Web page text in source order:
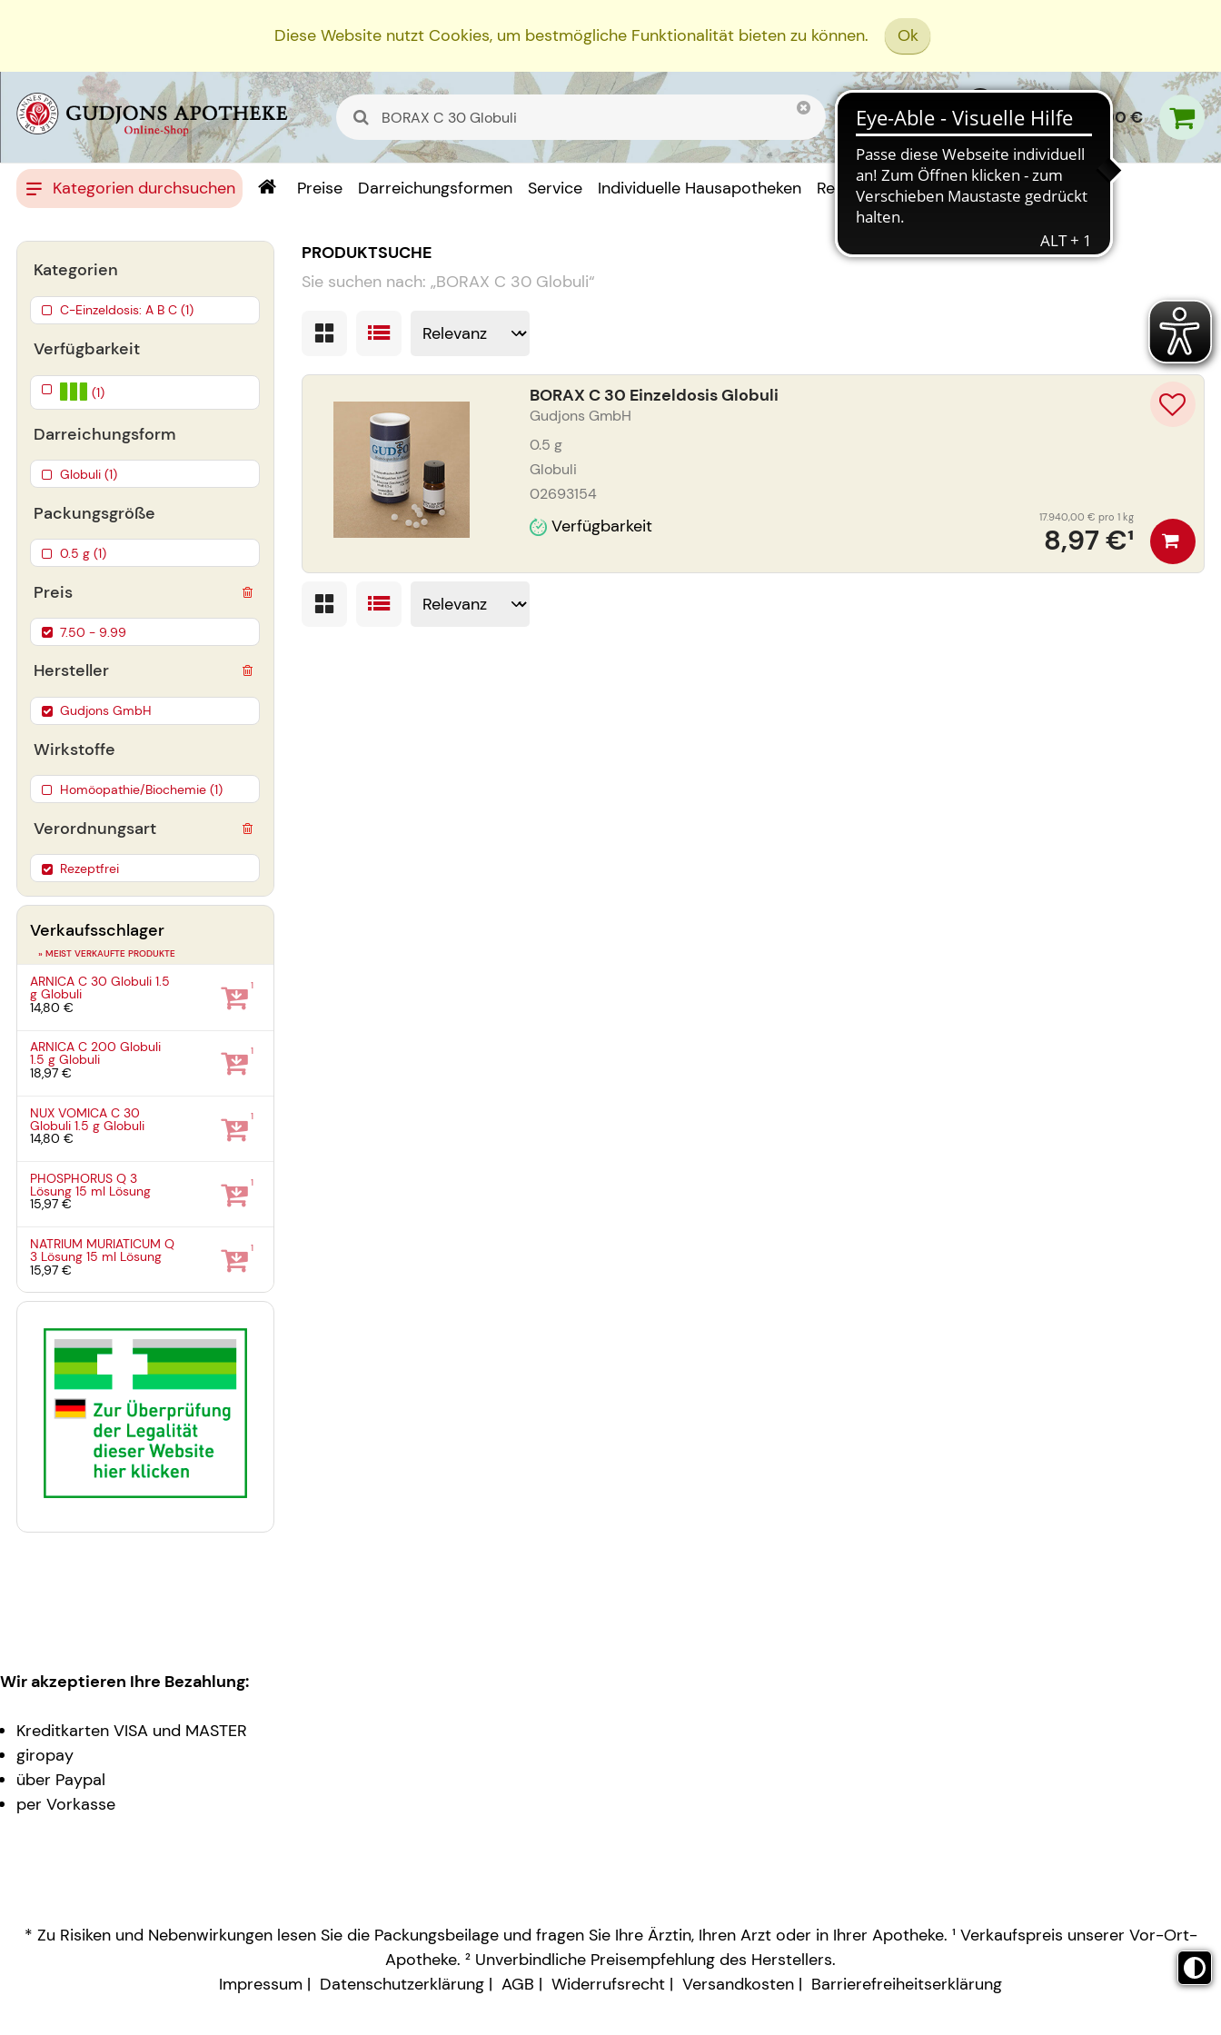
Diese Website nutzt Cookies, um bestmögliche Funktionalität bieten zu können. Ok
0,00 €
Kategorien durchsuchen Preise Darreichungsformen Service Individuelle Hausapotheken Rezept Einreichen
PRODUKTSUCHE
Sie suchen nach: „BORAX C 30 Globuli“
BORAX C 30 Einzeldosis Globuli
Gudjons GmbH
0.5 g
Globuli
02693154
Verfügbarkeit 8,97 €¹
17.940,00 € pro 1 kg
Verfügbarkeit
(1)
Darreichungsform
Globuli (1)
Packungsgröße
0.5 g (1)
Preis
7.50 - 9.99
Hersteller
Gudjons GmbH
Wirkstoffe
Homöopathie/Biochemie (1)
Kategorien
C-Einzeldosis: A B C (1)
Verordnungsart
Rezeptfrei
Verkaufsschlager
» MEIST VERKAUFTE PRODUKTE
ARNICA C 30 Globuli1.5
gGlobuli
14,80 €
1
ARNICA C 200 Globuli
1.5 gGlobuli
18,97 €
1
NUX VOMICA C 30
Globuli1.5 gGlobuli
14,80 €
1
PHOSPHORUS Q 3
Lösung15 ml Lösung
15,97 €
1
NATRIUM MURIATICUM Q
3 Lösung15 ml Lösung
15,97 €
1
Wir akzeptieren Ihre Bezahlung:
Kreditkarten VISA und MASTER
giropay
über Paypal
per Vorkasse
* Zu Risiken und Nebenwirkungen lesen Sie die Packungsbeilage und fragen Sie Ihre Ärztin, Ihren Arzt oder in Ihrer Apotheke. ¹ Verkaufspreis unserer Vor-Ort-
Apotheke. ² Unverbindliche Preisempfehlung des Herstellers.
Impressum
Datenschutzerklärung AGB Widerrufsrecht Versandkosten Barrierefreiheitserklärung